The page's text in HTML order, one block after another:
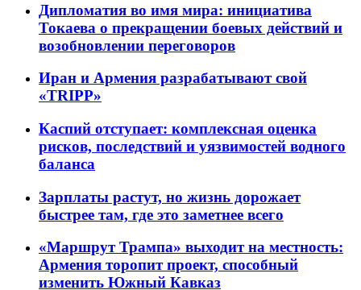
Дипломатия во имя мира: инициатива
Токаева о прекращении боевых действий и
возобновлении переговоров
Иран и Армения разрабатывают свой
«TRIPP»
Каспий отступает: комплексная оценка
рисков, последствий и уязвимостей водного
баланса
Зарплаты растут, но жизнь дорожает
быстрее там, где это заметнее всего
«Маршрут Трампа» выходит на местность:
Армения торопит проект, способный
изменить Южный Кавказ